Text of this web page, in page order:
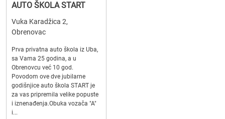
AUTO ŠKOLA START
Vuka Karadžica 2,
Obrenovac
Prva privatna auto škola iz Uba,
sa Vama 25 godina, a u
Obrenovcu već 10 god.
Povodom ove dve jubilarne
godišnjice auto škola START je
za vas pripremila velike popuste
i iznenađenja.Obuka vozača "A"
i...